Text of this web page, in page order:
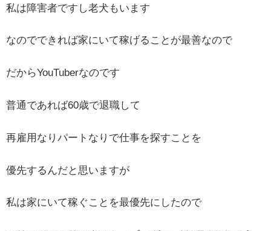
私は障害者ですし老犬もいます
なのでできれば家にいて稼げることが最善なので
だからYouTuberなのです
普通であれば60歳で退職して
再雇用なりパートなりで仕事を探すことを
優先するんだと思いますが
私は家にいて稼ぐことを最優先にしたので